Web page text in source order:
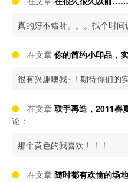
真的好不错呀。。。找个时间
在文章 你的简约小印品，
很有兴趣噢我~！期待你们的
在文章 联手再造，2011春
论：
那个黄色的我喜欢！！！
在文章 随时都有欢愉的场